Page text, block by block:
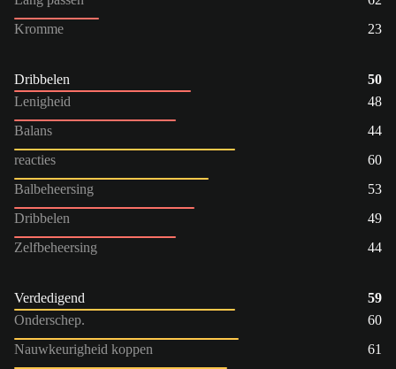
Kromme
23
Dribbelen
50
Lenigheid
48
Balans
44
reacties
60
Balbeheersing
53
Dribbelen
49
Zelfbeheersing
44
Verdedigend
59
Onderschep.
60
Nauwkeurigheid koppen
61